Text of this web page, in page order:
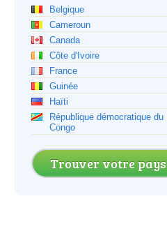
Belgique
Cameroun
Canada
Côte d'Ivoire
France
Guinée
Haïti
République démocratique du
Congo
Trouver votre pays